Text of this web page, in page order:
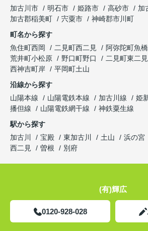
加古川市
明石市 姫路市 高砂市
加
加古郡稲美町
宍粟市
神崎郡市川町
町名から探す
魚住町西岡
二見町西二見 阿弥陀町魚橋
荒井町小松原
野口町野口 二見町東二見
西神吉町岸
平岡町土山
沿線から探す
山陽本線
山陽電鉄本線 加古川線 姫
播但線
山陽電鉄網干線
神鉄粟生線
駅から探す
加古川
宝殿 東加古川 土山 浜の宮
西二見
曽根 別府
(有)輝広
0120-928-028